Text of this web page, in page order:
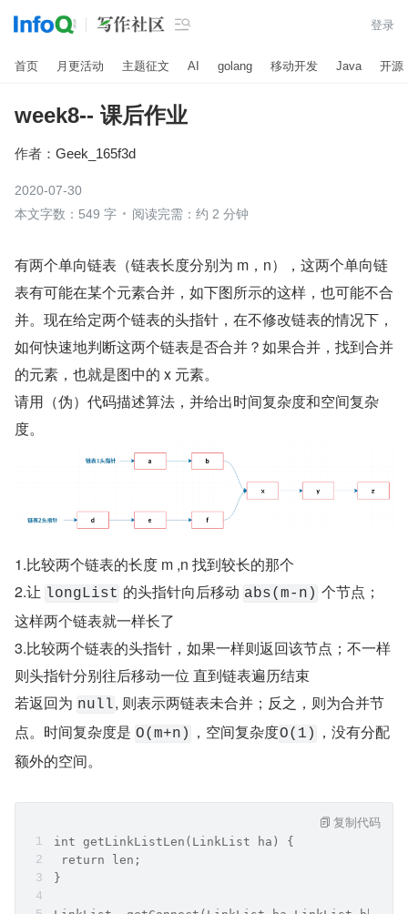
 登录
首页 月更活动 主题征文 AI golang 移动开发 Java 开源
week8-- 课后作业
作者： Geek_165f3d
2020-07-30
本文字数：549 字
阅读完需：约 2 分钟
有两个单向链表（链表长度分别为 m，n），这两个单向链
表有可能在某个元素合并，如下图所示的这样，也可能不合
并。现在给定两个链表的头指针，在不修改链表的情况下，
如何快速地判断这两个链表是否合并？如果合并，找到合并
的元素，也就是图中的 x 元素。
请用（伪）代码描述算法，并给出时间复杂度和空间复杂
度。
1.比较两个链表的长度 m ,n 找到较长的那个
2.让 longList 的头指针向后移动 abs(m-n) 个节点；
这样两个链表就一样长了
3.比较两个链表的头指针，如果一样则返回该节点；不一样
则头指针分别往后移动一位 直到链表遍历结束
若返回为 null, 则表示两链表未合并；反之，则为合并节
点。时间复杂度是 O(m+n) ，空间复杂度O(1)
，没有分配
额外的空间。
int getLinkListLen(LinkList ha) {
return len;
}
复制代码